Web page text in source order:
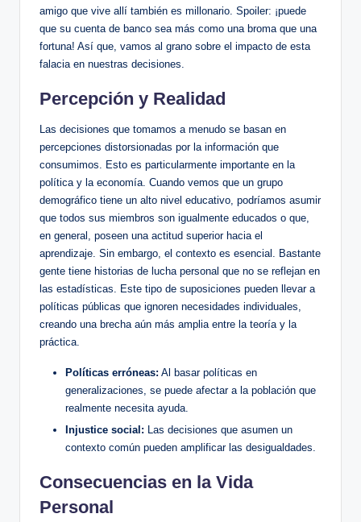
amigo que vive allí también es millonario. Spoiler: ¡puede
que su cuenta de banco sea más como una broma que una
fortuna! Así que, vamos al grano sobre el impacto de esta
falacia en nuestras decisiones.
Percepción y Realidad
Las decisiones que tomamos a menudo se basan en
percepciones distorsionadas por la información que
consumimos. Esto es particularmente importante en la
política y la economía. Cuando vemos que un grupo
demográfico tiene un alto nivel educativo, podríamos asumir
que todos sus miembros son igualmente educados o que,
en general, poseen una actitud superior hacia el
aprendizaje. Sin embargo, el contexto es esencial. Bastante
gente tiene historias de lucha personal que no se reflejan en
las estadísticas. Este tipo de suposiciones pueden llevar a
políticas públicas que ignoren necesidades individuales,
creando una brecha aún más amplia entre la teoría y la
práctica.
Políticas erróneas: Al basar políticas en
generalizaciones, se puede afectar a la población que
realmente necesita ayuda.
Injustice social: Las decisiones que asumen un
contexto común pueden amplificar las desigualdades.
Consecuencias en la Vida
Personal